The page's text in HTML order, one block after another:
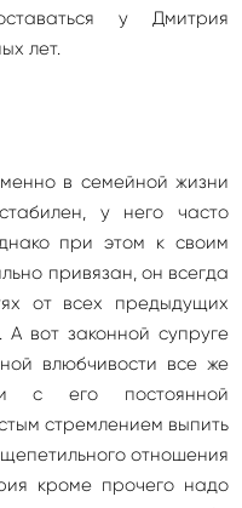
у Дмитрия
лет.
в семейной жизни
у него часто
при этом к своим
привязан, он всегда
от всех предыдущих
вот законной супруге
влюбчивости все же
с его постоянной
стремлением выпить
отношения
кроме прочего надо